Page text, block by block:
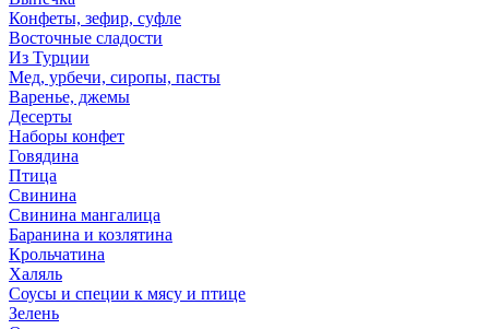
Конфеты, зефир, суфле
Восточные сладости
Из Турции
Мед, урбечи, сиропы, пасты
Варенье, джемы
Десерты
Наборы конфет
Говядина
Птица
Свинина
Свинина мангалица
Баранина и козлятина
Крольчатина
Халяль
Соусы и специи к мясу и птице
Зелень